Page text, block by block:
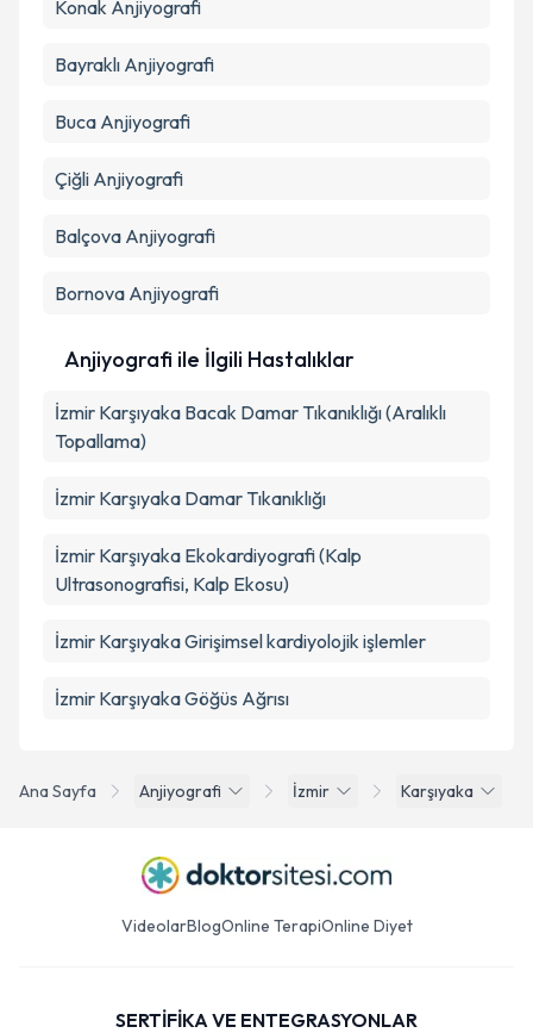
Ana Sayfa Anjiyografi İzmir Karşıyaka
Konak Anjiyografi
Bayraklı Anjiyografi
Buca Anjiyografi
Çiğli Anjiyografi
Balçova Anjiyografi
Bornova Anjiyografi
Anjiyografi ile İlgili Hastalıklar
İzmir Karşıyaka Bacak Damar Tıkanıklığı (Aralıklı
Topallama)
İzmir Karşıyaka Damar Tıkanıklığı
İzmir Karşıyaka Ekokardiyografi (Kalp
Ultrasonografisi, Kalp Ekosu)
İzmir Karşıyaka Girişimsel kardiyolojik işlemler
İzmir Karşıyaka Göğüs Ağrısı
VideolarBlogOnline TerapiOnline Diyet
SERTİFİKA VE ENTEGRASYONLAR